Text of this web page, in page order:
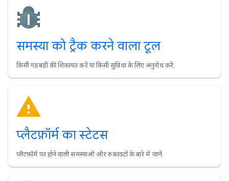
समस्या को ट्रैक करने वाला टूल
किसी गड़बड़ी की शिकायत करें या किसी सुविधा के लिए अनुरोध करें.
प्लैटफ़ॉर्म का स्टेटस
प्लैटफ़ॉर्म पर होने वाली समस्याओं और रुकावटों के बारे में जानें.